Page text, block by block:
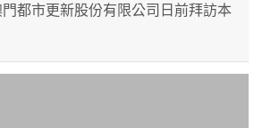
市更新股份有限公司日前拜訪本